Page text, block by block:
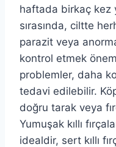
haftada birkaç kez
sırasında, ciltte
parazit veya
kontrol etmek
problemler, daha
tedavi edilebilir.
doğru tarak veya
Yumuşak kıllı
idealdir, sert kıllı